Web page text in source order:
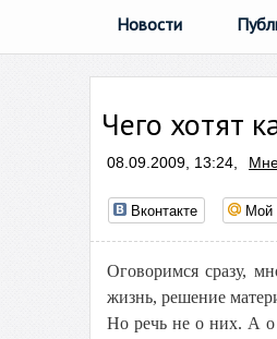
Новости
Чего хотят
08.09.2009, 13:24,
Вконтакте Мой
Оговоримся сразу,
жизнь, решение
Но речь не о них. А о